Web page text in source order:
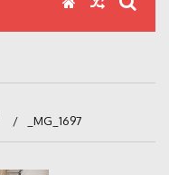
_MG_1697